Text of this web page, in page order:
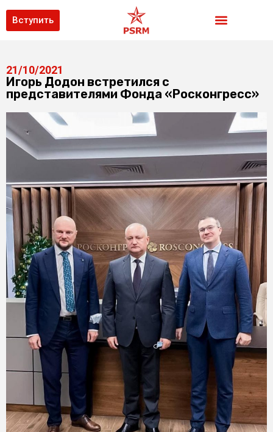
Вступить
21/10/2021
Игорь Додон встретился с
представителями Фонда «Росконгресс»